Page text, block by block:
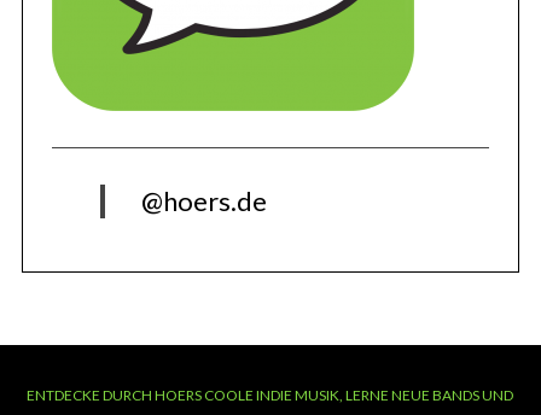
@hoers.de
ENTDECKE DURCH HOERS COOLE INDIE MUSIK, LERNE NEUE BANDS UND